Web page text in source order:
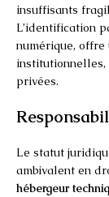
insuffisants
L’identification
numérique,
institutionnelles,
privées.
Le statut
ambivalent en
hébergeur